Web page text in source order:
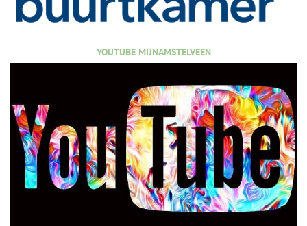
YOUTUBE MIJNAMSTELVEEN